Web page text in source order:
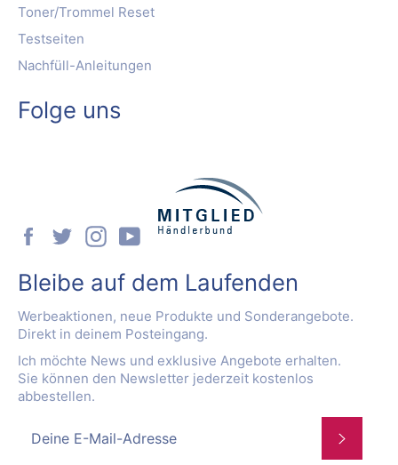
Toner/Trommel Reset
Testseiten
Nachfüll-Anleitungen
Folge uns
FacebookTwitterInstagramYouTube
Bleibe auf dem Laufenden
Werbeaktionen, neue Produkte und Sonderangebote.
Direkt in deinem Posteingang.
Ich möchte News und exklusive Angebote erhalten.
Sie können den Newsletter jederzeit kostenlos
abbestellen.